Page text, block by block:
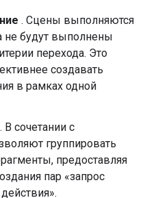
. Сцены выполняются
не будут выполнены
перехода. Это
создавать
в рамках одной
. В сочетании с
группировать
предоставляя
пар «запрос